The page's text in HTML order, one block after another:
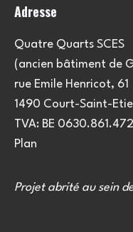
Adresse
Quatre Quarts SCES
(ancien bâtiment de
rue Emile Henricot, 61
1490 Court-Saint-
TVA: BE 0630.861.472
Plan
Projet abrité au sein